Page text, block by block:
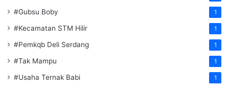
#Gubsu Boby 1
#Kecamatan STM Hilir 1
#Pemkqb Deli Serdang 1
#Tak Mampu 1
#Usaha Ternak Babi 1